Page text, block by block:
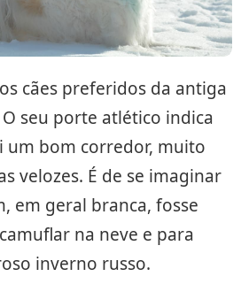
cães preferidos da antiga
seu porte atlético indica
um bom corredor, muito
velozes. É de se imaginar
em geral branca, fosse
na neve e para
inverno russo.